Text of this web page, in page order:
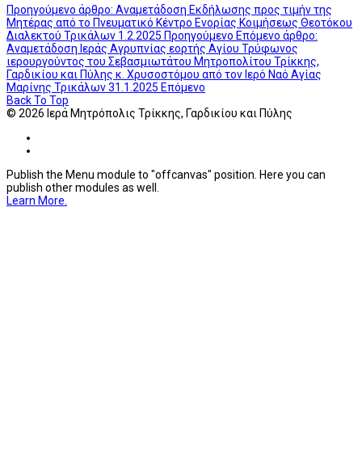
Προηγούμενο άρθρο: Αναμετάδοση Εκδήλωσης προς τιμήν της
Μητέρας από το Πνευματικό Κέντρο Ενορίας Κοιμήσεως Θεοτόκου
Διαλεκτού Τρικάλων 1.2.2025 Προηγούμενο Επόμενο άρθρο:
Αναμετάδοση Ιεράς Αγρυπνίας εορτής Αγίου Τρύφωνος
ιερουργούντος του Σεβασμιωτάτου Μητροπολίτου Τρίκκης,
Γαρδικίου και Πύλης κ. Χρυσοστόμου από τον Ιερό Ναό Αγίας
Μαρίνης Τρικάλων 31.1.2025 Επόμενο
Back To Top
© 2026 Ιερά Μητρόπολις Τρίκκης, Γαρδικίου και Πύλης
Publish the Menu module to "offcanvas" position. Here you can
publish other modules as well.
Learn More.